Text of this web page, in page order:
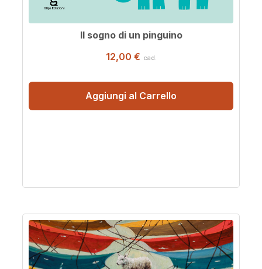
12,00 € cad.
Il sogno di un pinguino
Aggiungi al Carrello